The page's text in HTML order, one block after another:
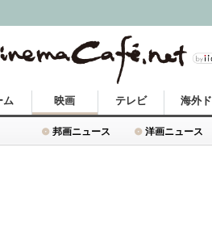
ム 映画
邦画ニュース 洋画ニュース
テレビ 海外